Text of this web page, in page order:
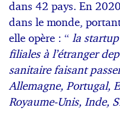
dans 42 pays. En
dans le monde,
elle opère : “ la
filiales à l’étranger
sanitaire faisant
Allemagne, Portugal,
Royaume-Unis, Inde,